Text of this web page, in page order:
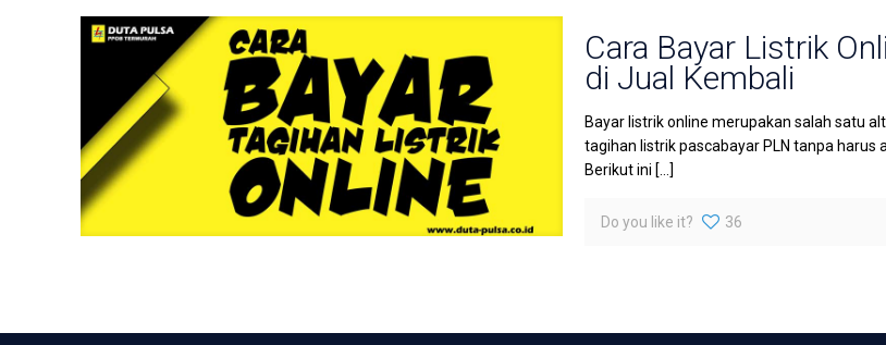
Cara Bayar Listrik
di Jual Kembali
Bayar listrik online merupakan salah satu
tagihan listrik pascabayar PLN tanpa harus
Berikut ini […]
Do you like it? 36